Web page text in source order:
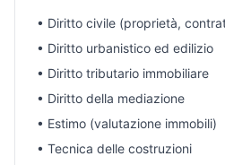
• Diritto civile (proprietà,
• Diritto urbanistico ed edilizio
• Diritto tributario immobiliare
• Diritto della mediazione
• Estimo (valutazione immobili)
• Tecnica delle costruzioni